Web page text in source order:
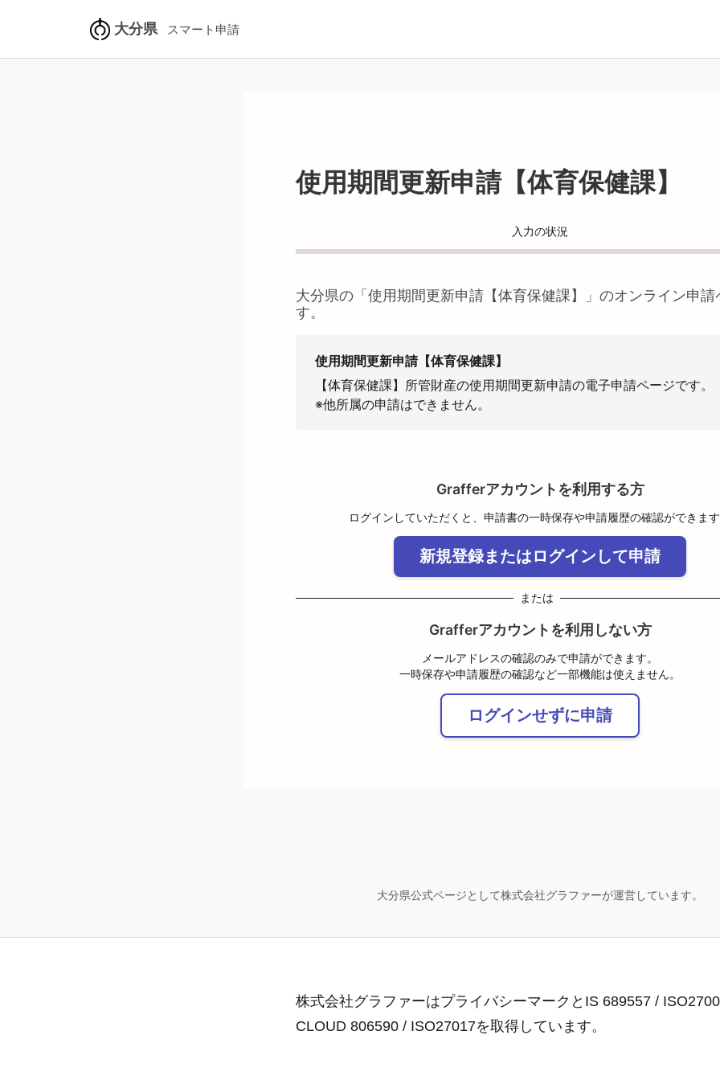
大分県 スマート申請
使用期間更新申請【体育保健課】
入力の状況
大分県の「 使用期間更新申請【体育保健課】
」のオンライン申
す。
使用期間更新申請【体育保健課】
【体育保健課】所管財産の使用期間更新申請の電子申請ページです。
※他所属の申請はできません。
Grafferアカウントを利用する方
ログインしていただくと、申請書の一時保存や申請履歴の確認ができま
新規登録またはログインして申請
または
Grafferアカウントを利用しない方
メールアドレスの確認のみで申請ができます。
一時保存や申請履歴の確認など一部機能は使えません。
ログインせずに申請
大分県公式ページとして株式会社グラファーが運営しています。
株式会社グラファーはプライバシーマークとIS 689557 /
CLOUD 806590 / ISO27017を取得しています。